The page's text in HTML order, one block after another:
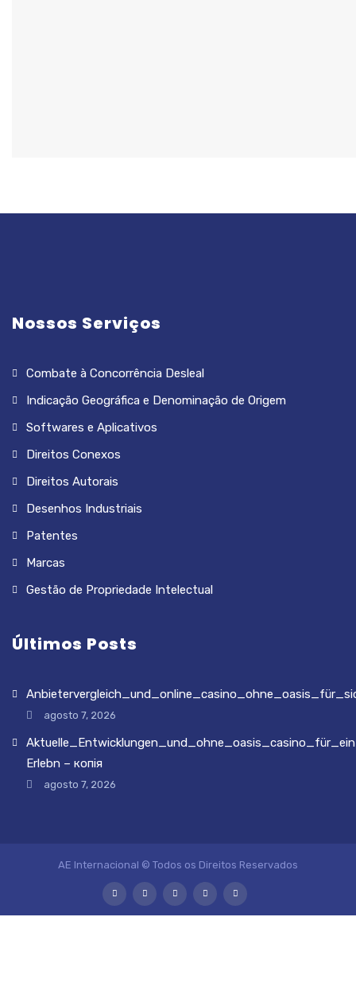
Nossos Serviços
Combate à Concorrência Desleal
Indicação Geográfica e Denominação de Origem
Softwares e Aplicativos
Direitos Conexos
Direitos Autorais
Desenhos Industriais
Patentes
Marcas
Gestão de Propriedade Intelectual
Últimos Posts
agosto 7, 2026
Erlebn – копія
agosto 7, 2026
AE Internacional © Todos os Direitos Reservados